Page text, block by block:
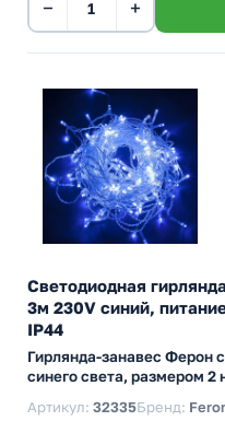
− +
Светодиодная
3м 230V синий,
IP44
Гирлянда-занавес Ферон
синего света, размером 2
Артикул: 32335Бренд: